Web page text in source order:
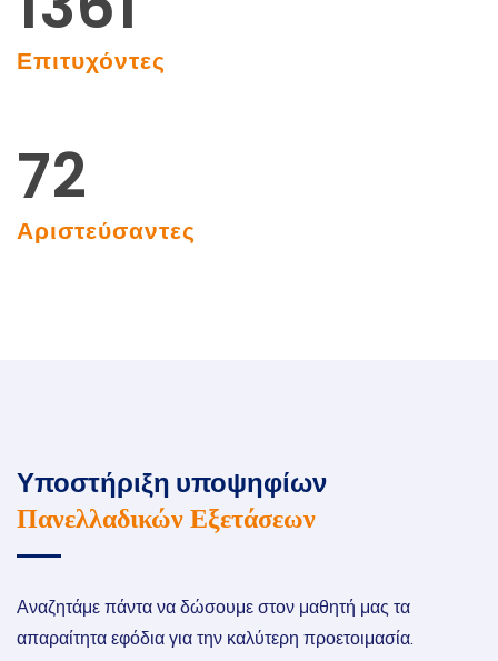
Επιτυχόντες
85
Αριστεύσαντες
Υποστήριξη υποψηφίων
Πανελλαδικών Εξετάσεων
Αναζητάμε πάντα να δώσουμε στον μαθητή μας τα
απαραίτητα εφόδια για την καλύτερη προετοιμασία.